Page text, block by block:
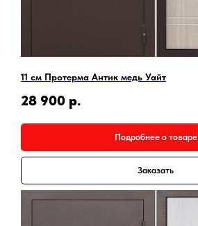
11 см Протерма Антик медь Уайт
28 900 р.
Подробнее о товаре
Заказать